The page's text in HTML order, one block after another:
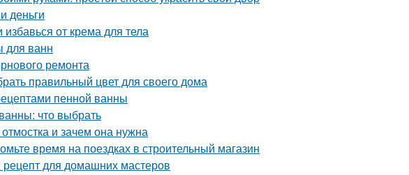
деньги
от крема для тела
для ванн
ремонта
правильный цвет для своего дома
пенной ванны
что выбрать
и зачем она нужна
время на поездках в строительный магазин
рецепт для домашних мастеров